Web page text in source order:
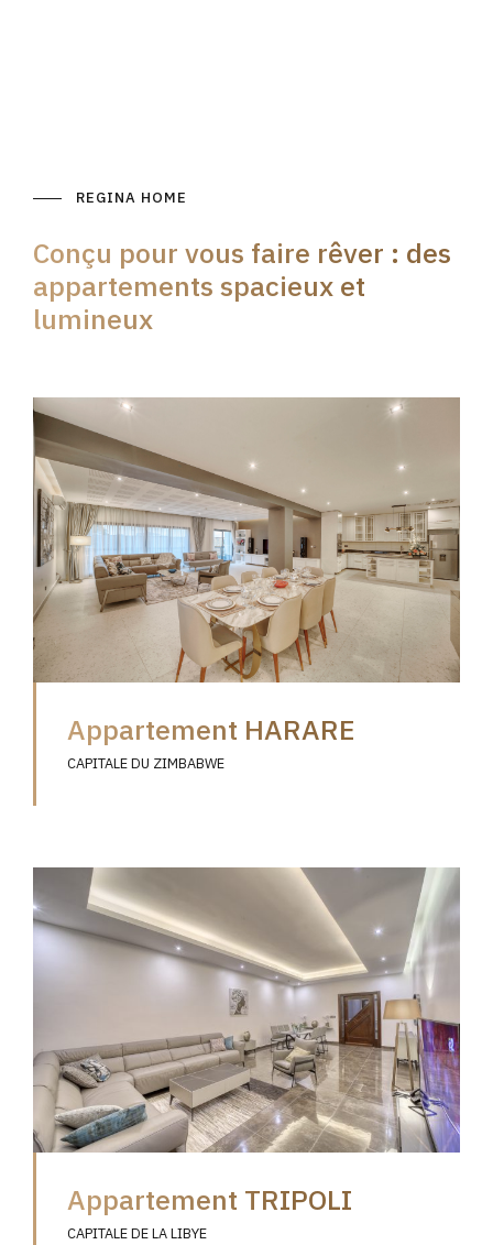
REGINA HOME
Conçu pour vous faire rêver : des
appartements spacieux et
lumineux
Appartement HARARE
CAPITALE DU ZIMBABWE
Appartement TRIPOLI
CAPITALE DE LA LIBYE